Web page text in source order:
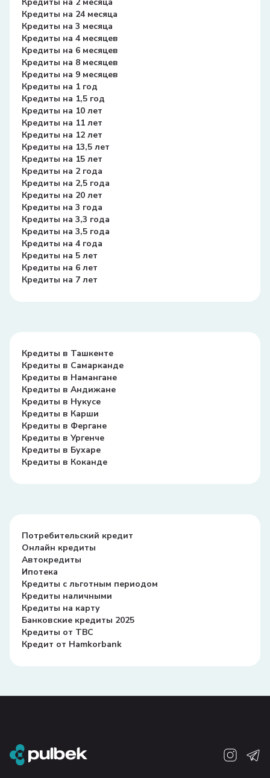
Кредиты на 24 месяца
Кредиты на 3 месяца
Кредиты на 4 месяцев
Кредиты на 6 месяцев
Кредиты на 8 месяцев
Кредиты на 9 месяцев
Кредиты на 1 год
Кредиты на 1,5 год
Кредиты на 10 лет
Кредиты на 11 лет
Кредиты на 12 лет
Кредиты на 13,5 лет
Кредиты на 15 лет
Кредиты на 2 года
Кредиты на 2,5 года
Кредиты на 20 лет
Кредиты на 3 года
Кредиты на 3,3 года
Кредиты на 3,5 года
Кредиты на 4 года
Кредиты на 5 лет
Кредиты на 6 лет
Кредиты на 7 лет
Кредиты в Ташкенте
Кредиты в Самарканде
Кредиты в Намангане
Кредиты в Андижане
Кредиты в Нукусе
Кредиты в Карши
Кредиты в Фергане
Кредиты в Ургенче
Кредиты в Бухаре
Кредиты в Коканде
Потребительский кредит
Онлайн кредиты
Автокредиты
Ипотека
Кредиты с льготным периодом
Кредиты наличными
Кредиты на карту
Банковские кредиты 2025
Кредиты от TBC
Кредит от Hamkorbank